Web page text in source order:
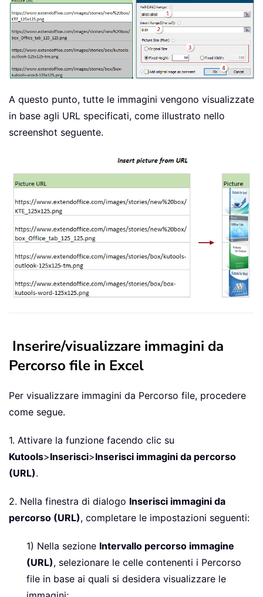
A questo punto, tutte le immagini vengono visualizzate
in base agli URL specificati, come illustrato nello
screenshot seguente.
Inserire/visualizzare immagini da
Percorso file in Excel
Per visualizzare immagini da Percorso file, procedere
come segue.
1. Attivare la funzione facendo clic su
Kutools>Inserisci>Inserisci immagini da percorso
(URL).
2. Nella finestra di dialogo Inserisci immagini da
percorso (URL), completare le impostazioni seguenti:
1) Nella sezione Intervallo percorso immagine
(URL), selezionare le celle contenenti i Percorso
file in base ai quali si desidera visualizzare le